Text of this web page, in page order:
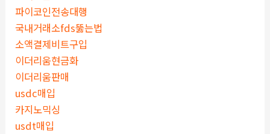
파이코인전송대행
국내거래소fds뚫는법
소액결제비트구입
이더리움현금화
이더리움판매
usdc매입
카지노믹싱
usdt매입